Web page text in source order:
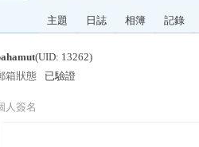
主題 日誌 相簿 記錄
(UID: 13262)
箱狀態
已驗證
人簽名